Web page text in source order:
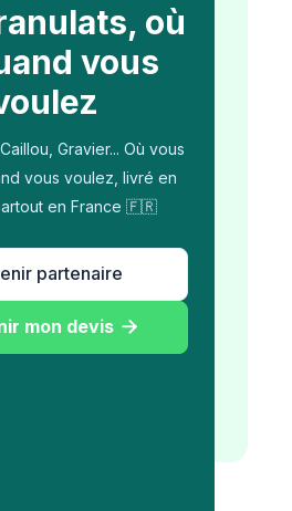
où
vous
Gravier... Où vous
vous voulez, livré en
en France 🇫🇷
partenaire
mon devis 